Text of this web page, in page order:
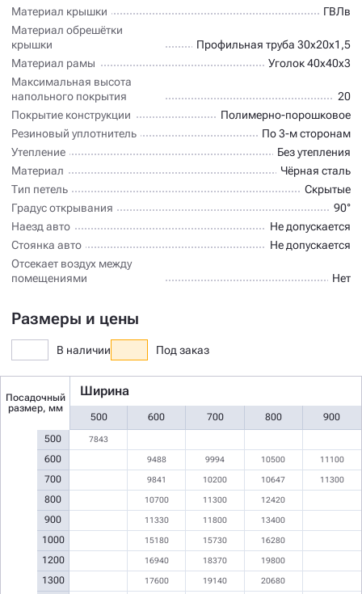
Материал крышки
ГВЛв
Материал обрешётки
крышки
Профильная труба 30х20х1,5
Материал рамы
Уголок 40х40х3
Максимальная высота
напольного покрытия
20
Покрытие конструкции
Полимерно-порошковое
Резиновый уплотнитель
По 3-м сторонам
Утепление
Без утепления
Материал
Чёрная сталь
Тип петель
Скрытые
Градус открывания
90°
Наезд авто
Не допускается
Стоянка авто
Не допускается
Отсекает воздух между
помещениями
Нет
Размеры и цены
В наличии Под заказ
Посадочный
размер, мм
Ширина
500 600 700 800 900
500
600
700
800
900
1000
1200
1300
7843
9488 9994 10500 11100
9841 10200 10647 11300
10700 11300 12420
11330 11800 13400
15180 15730 16280
16940 18370 19800
17600 19140 20680